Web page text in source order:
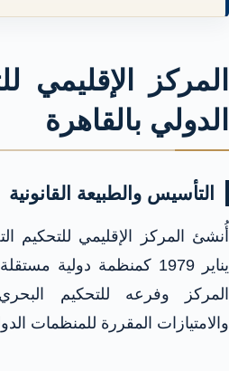
المركز الإقليمي
الدولي بالقاهرة
التأسيس والطبيعة القانونية
أُنشئ المركز الإقليمي للتحكيم
يناير 1979 كمنظمة دولية
المركز وفرعه للتحكيم
والامتيازات المقررة للمنظمات